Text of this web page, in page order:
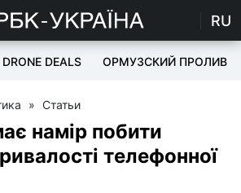
RU
DRONE DEALS ОРМУЗСКИЙ ПРОЛИВ
» Статьи
намір побити
телефонної